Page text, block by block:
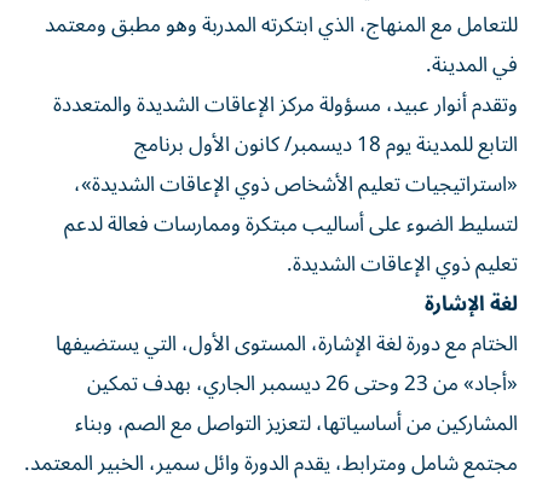
للتعامل مع المنهاج، الذي ابتكرته المدربة وهو مطبق ومعتمد
في المدينة.
وتقدم أنوار عبيد، مسؤولة مركز الإعاقات الشديدة والمتعددة
التابع للمدينة يوم 18 ديسمبر/ كانون الأول برنامج
«استراتيجيات تعليم الأشخاص ذوي الإعاقات الشديدة»،
لتسليط الضوء على أساليب مبتكرة وممارسات فعالة لدعم
تعليم ذوي الإعاقات الشديدة.
لغة الإشارة
الختام مع دورة لغة الإشارة، المستوى الأول، التي يستضيفها
«أجاد» من 23 وحتى 26 ديسمبر الجاري، بهدف تمكين
المشاركين من أساسياتها، لتعزيز التواصل مع الصم، وبناء
مجتمع شامل ومترابط، يقدم الدورة وائل سمير، الخبير المعتمد.